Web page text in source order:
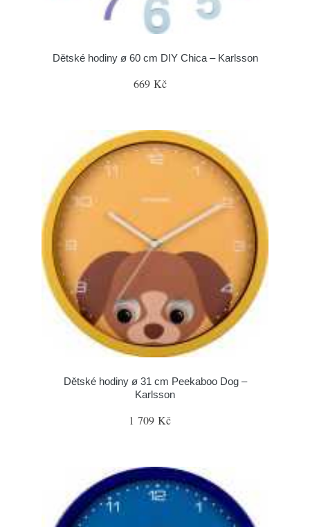
Dětské hodiny ø 60 cm DIY Chica – Karlsson
669 Kč
Dětské hodiny ø 31 cm Peekaboo Dog –
Karlsson
1 709 Kč